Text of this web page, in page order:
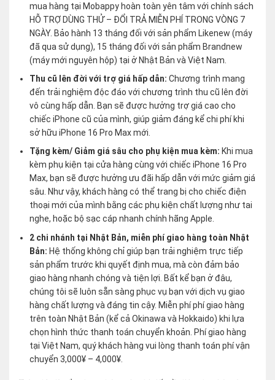
mua hàng tại Mobappy hoàn toàn yên tâm với chính sách
HỖ TRỢ DÙNG THỬ – ĐỔI TRẢ MIỄN PHÍ TRONG VÒNG 7
NGÀY. Bảo hành 13 tháng đối với sản phẩm Likenew (máy
đã qua sử dụng), 15 tháng đối với sản phẩm Brandnew
(máy mới nguyên hộp) tại ở Nhật Bản và Việt Nam.
Thu cũ lên đời với trợ giá hấp dẫn:Chương trình mang
đến trải nghiệm độc đáo với chương trình thu cũ lên đời
vô cùng hấp dẫn. Bạn sẽ được hưởng trợ giá cao cho
chiếc iPhone cũ của mình, giúp giảm đáng kể chi phí khi
sở hữu iPhone 16 Pro Max mới.
Tặng kèm/ Giảm giá sâu cho phụ kiện mua kèm: Khi mua
kèm phụ kiện tại cửa hàng cùng với chiếc iPhone 16 Pro
Max, bạn sẽ được hưởng ưu đãi hấp dẫn với mức giảm giá
sâu. Như vậy, khách hàng có thể trang bị cho chiếc điện
thoại mới của mình bằng các phụ kiện chất lượng như tai
nghe, hoặc bộ sạc cáp nhanh chính hãng Apple.
2 chi nhánh tại Nhật Bản, miễn phí giao hàng toàn Nhật
Bản: Hệ thống không chỉ giúp bạn trải nghiệm trực tiếp
sản phẩm trước khi quyết định mua, mà còn đảm bảo
giao hàng nhanh chóng và tiện lợi. Bất kể bạn ở đâu,
chúng tôi sẽ luôn sẵn sàng phục vụ bạn với dịch vụ giao
hàng chất lượng và đáng tin cậy. Miễn phí phí giao hàng
trên toàn Nhật Bản (kể cả Okinawa và Hokkaido) khi lựa
chọn hình thức thanh toán chuyển khoản. Phí giao hàng
tại Việt Nam, quý khách hàng vui lòng thanh toán phí vận
chuyển 3,000¥ – 4,000¥.